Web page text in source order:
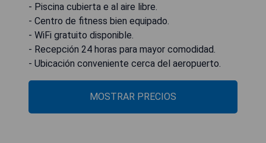
- Piscina cubierta e al aire libre.
- Centro de fitness bien equipado.
- WiFi gratuito disponible.
- Recepción 24 horas para mayor comodidad.
- Ubicación conveniente cerca del aeropuerto.
MOSTRAR PRECIOS